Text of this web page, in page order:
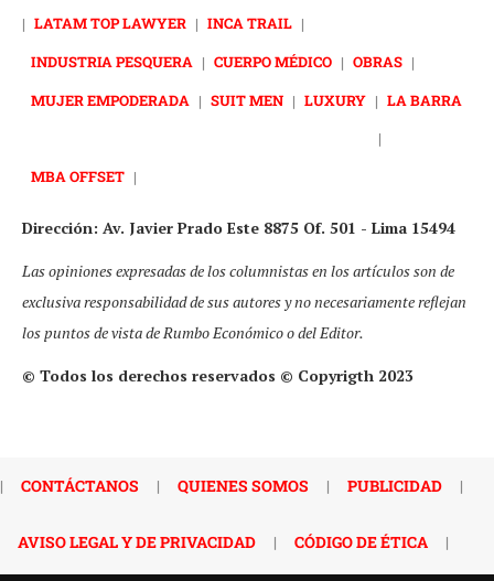
| LATAM TOP LAWYER | INCA TRAIL |
INDUSTRIA PESQUERA | CUERPO MÉDICO | OBRAS |
MUJER EMPODERADA | SUIT MEN | LUXURY | LA BARRA
|
MBA OFFSET |
Dirección: Av. Javier Prado Este 8875 Of. 501 - Lima 15494
Las opiniones expresadas de los columnistas en los artículos son de
exclusiva responsabilidad de sus autores y no necesariamente reflejan
los puntos de vista de Rumbo Económico o del Editor.
© Todos los derechos reservados © Copyrigth 2023
| CONTÁCTANOS | QUIENES SOMOS | PUBLICIDAD |
AVISO LEGAL Y DE PRIVACIDAD | CÓDIGO DE ÉTICA |